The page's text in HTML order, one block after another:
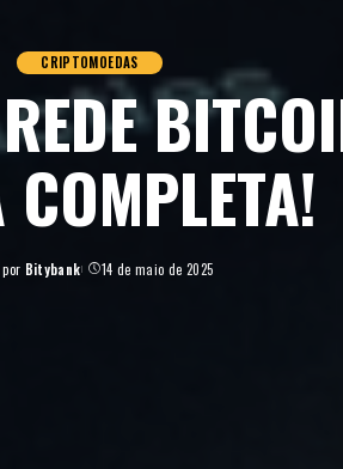
CRIPTOMOEDAS
por Bitybank 14 de maio de 2025